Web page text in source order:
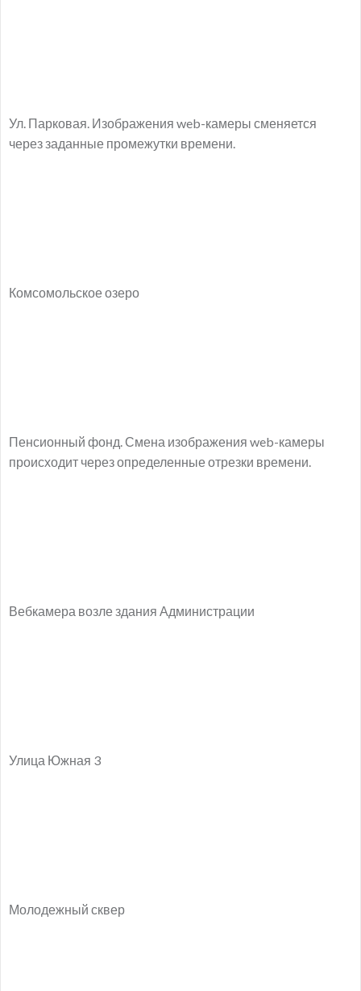
Ул. Парковая. Изображения web-камеры сменяется
через заданные промежутки времени.
Комсомольское озеро
Пенсионный фонд. Смена изображения web-камеры
происходит через определенные отрезки времени.
Вебкамера возле здания Администрации
Улица Южная 3
Молодежный сквер